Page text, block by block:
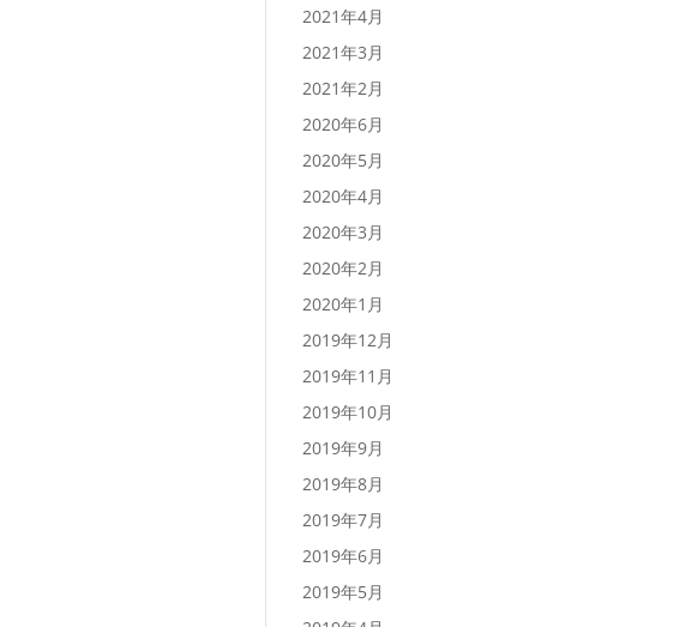
2021年4月
2021年3月
2021年2月
2020年6月
2020年5月
2020年4月
2020年3月
2020年2月
2020年1月
2019年12月
2019年11月
2019年10月
2019年9月
2019年8月
2019年7月
2019年6月
2019年5月